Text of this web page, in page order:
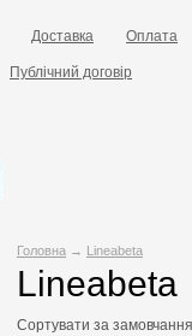
Доставка Оплата
Публічний договір
Головна → Lineabeta
Lineabeta
Сортувати за